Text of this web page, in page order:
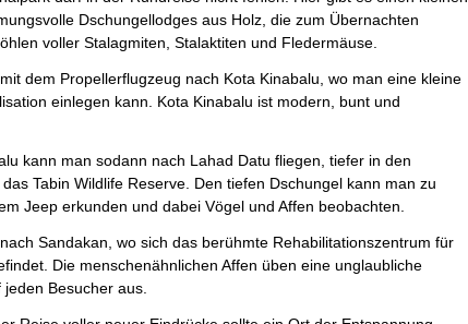
Dschungellodges aus Holz, die zum Übernachten
voller Stalagmiten, Stalaktiten und Fledermäuse.
dem Propellerflugzeug nach Kota Kinabalu, wo man eine kleine
einlegen kann. Kota Kinabalu ist modern, bunt und
kann man sodann nach Lahad Datu fliegen, tiefer in den
Tabin Wildlife Reserve. Den tiefen Dschungel kann man zu
Jeep erkunden und dabei Vögel und Affen beobachten.
Sandakan, wo sich das berühmte Rehabilitationszentrum für
Die menschenähnlichen Affen üben eine unglaubliche
Besucher aus.